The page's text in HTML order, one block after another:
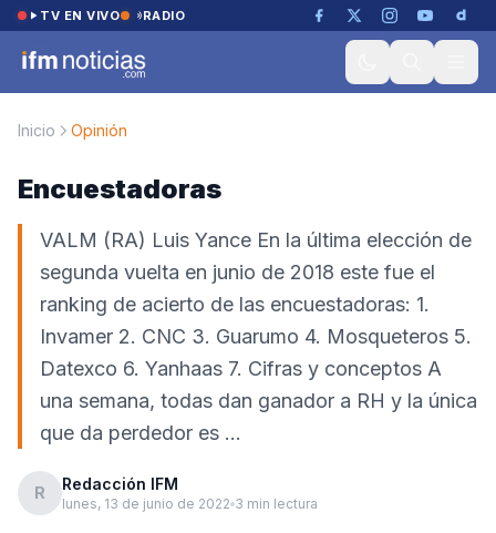
Saltar al contenido
TV EN VIVO RADIO
Inicio Opinión
Encuestadoras
VALM (RA) Luis Yance En la última elección de
segunda vuelta en junio de 2018 este fue el
ranking de acierto de las encuestadoras: 1.
Invamer 2. CNC 3. Guarumo 4. Mosqueteros 5.
Datexco 6. Yanhaas 7. Cifras y conceptos A
una semana, todas dan ganador a RH y la única
que da perdedor es …
R Redacción IFM
lunes, 13 de junio de 2022 3 min lectura